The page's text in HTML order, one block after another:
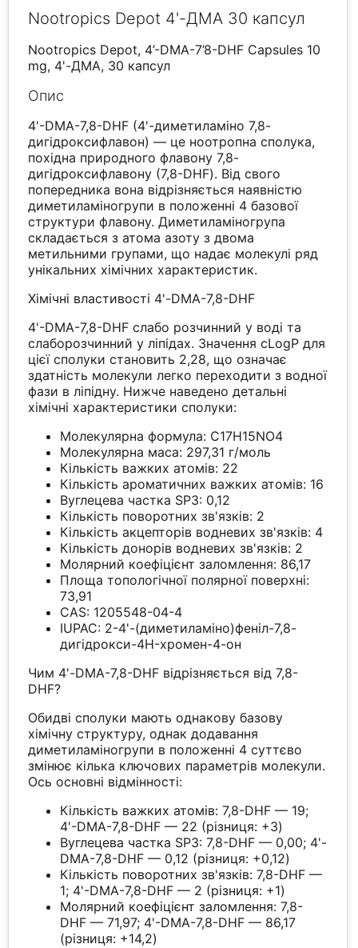
Nootropics Depot 4'-ДМА 30 капсул
Nootropics Depot, 4’-DMA-7’8-DHF Capsules 10
mg, 4'-ДМА, 30 капсул
Опис
4'-DMA-7,8-DHF (4'-диметиламіно 7,8-
дигідроксифлавон) — це ноотропна сполука,
похідна природного флавону 7,8-
дигідроксифлавону (7,8-DHF). Від свого
попередника вона відрізняється наявністю
диметиламіногрупи в положенні 4 базової
структури флавону. Диметиламіногрупа
складається з атома азоту з двома
метильними групами, що надає молекулі ряд
унікальних хімічних характеристик.
Хімічні властивості 4'-DMA-7,8-DHF
4'-DMA-7,8-DHF слабо розчинний у воді та
слаборозчинний у ліпідах. Значення cLogP для
цієї сполуки становить 2,28, що означає
здатність молекули легко переходити з водної
фази в ліпідну. Нижче наведено детальні
хімічні характеристики сполуки:
Молекулярна формула: C17H15NO4
Молекулярна маса: 297,31 г/моль
Кількість важких атомів: 22
Кількість ароматичних важких атомів: 16
Вуглецева частка SP3: 0,12
Кількість поворотних зв'язків: 2
Кількість акцепторів водневих зв'язків: 4
Кількість донорів водневих зв'язків: 2
Молярний коефіцієнт заломлення: 86,17
Площа топологічної полярної поверхні:
73,91
CAS: 1205548-04-4
IUPAC: 2-4'-(диметиламіно)феніл-7,8-
дигідрокси-4H-хромен-4-он
Чим 4'-DMA-7,8-DHF відрізняється від 7,8-
DHF?
Обидві сполуки мають однакову базову
хімічну структуру, однак додавання
диметиламіногрупи в положенні 4 суттєво
змінює кілька ключових параметрів молекули.
Ось основні відмінності:
Кількість важких атомів: 7,8-DHF — 19;
4'-DMA-7,8-DHF — 22 (різниця: +3)
Вуглецева частка SP3: 7,8-DHF — 0,00; 4'-
DMA-7,8-DHF — 0,12 (різниця: +0,12)
Кількість поворотних зв'язків: 7,8-DHF —
1; 4'-DMA-7,8-DHF — 2 (різниця: +1)
Молярний коефіцієнт заломлення: 7,8-
DHF — 71,97; 4'-DMA-7,8-DHF — 86,17
(різниця: +14,2)